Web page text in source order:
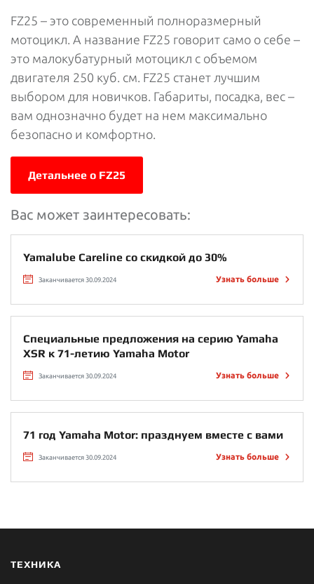
FZ25 – это современный полноразмерный
мотоцикл. А название FZ25 говорит само о себе –
это малокубатурный мотоцикл с объемом
двигателя 250 куб. см. FZ25 станет лучшим
выбором для новичков. Габариты, посадка, вес –
вам однозначно будет на нем максимально
безопасно и комфортно.
Детальнее о FZ25
Вас может заинтересовать:
Yamalube Careline со скидкой до 30%
Заканчивается 30.09.2024 Узнать больше
Специальные предложения на серию Yamaha
XSR к 71-летию Yamaha Motor
Заканчивается 30.09.2024 Узнать больше
71 год Yamaha Motor: празднуем вместе с вами
Заканчивается 30.09.2024 Узнать больше
ТЕХНИКА